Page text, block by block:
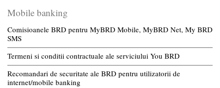
Mobile banking
Comisioanele BRD pentru MyBRD Mobile, MyBRD Net, My BRD
SMS
Termeni si conditii contractuale ale serviciului You BRD
Recomandari de securitate ale BRD pentru utilizatorii de
internet/mobile banking